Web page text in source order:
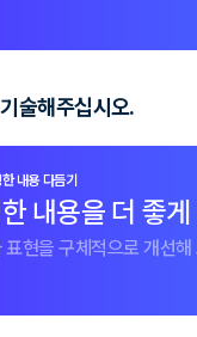
술해주십시오.
내용 다듬기
내용을 더 좋
표현을 구체적으로 개선해